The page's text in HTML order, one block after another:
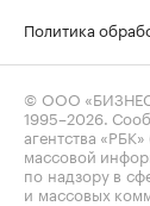
Политика
© ООО
1995–2026 .
агентства
массовой
по надзору в
и массовых